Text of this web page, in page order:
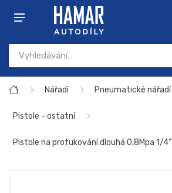
Nářadí Pneumatické nářadí
Pistole - ostatní
Pistole na profukování dlouhá 0,8Mpa 1/4"